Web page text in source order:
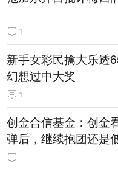
1
新手女彩民擒大乐透
幻想过中大奖
1
创金合信基金：创金
弹后，继续抱团还是